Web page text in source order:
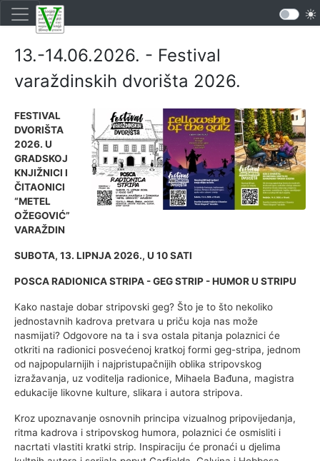
13.-14.06.2026. - Festival
varaždinskih dvorišta 2026.
FESTIVAL
DVORIŠTA
2026. U
GRADSKOJ
KNJIŽNICI I
ČITAONICI
“METEL
OŽEGOVIĆ”
VARAŽDIN
SUBOTA, 13. LIPNJA 2026., U 10 SATI
POSCA RADIONICA STRIPA - GEG STRIP - HUMOR U STRIPU
Kako nastaje dobar stripovski geg? Što je to što nekoliko
jednostavnih kadrova pretvara u priču koja nas može
nasmijati? Odgovore na ta i sva ostala pitanja polaznici će
otkriti na radionici posvećenoj kratkoj formi geg-stripa, jednom
od najpopularnijih i najpristupačnijih oblika stripovskog
izražavanja, uz voditelja radionice, Mihaela Bađuna, magistra
edukacije likovne kulture, slikara i autora stripova.
Kroz upoznavanje osnovnih principa vizualnog pripovijedanja,
ritma kadrova i stripovskog humora, polaznici će osmisliti i
nacrtati vlastiti kratki strip. Inspiraciju će pronaći u djelima